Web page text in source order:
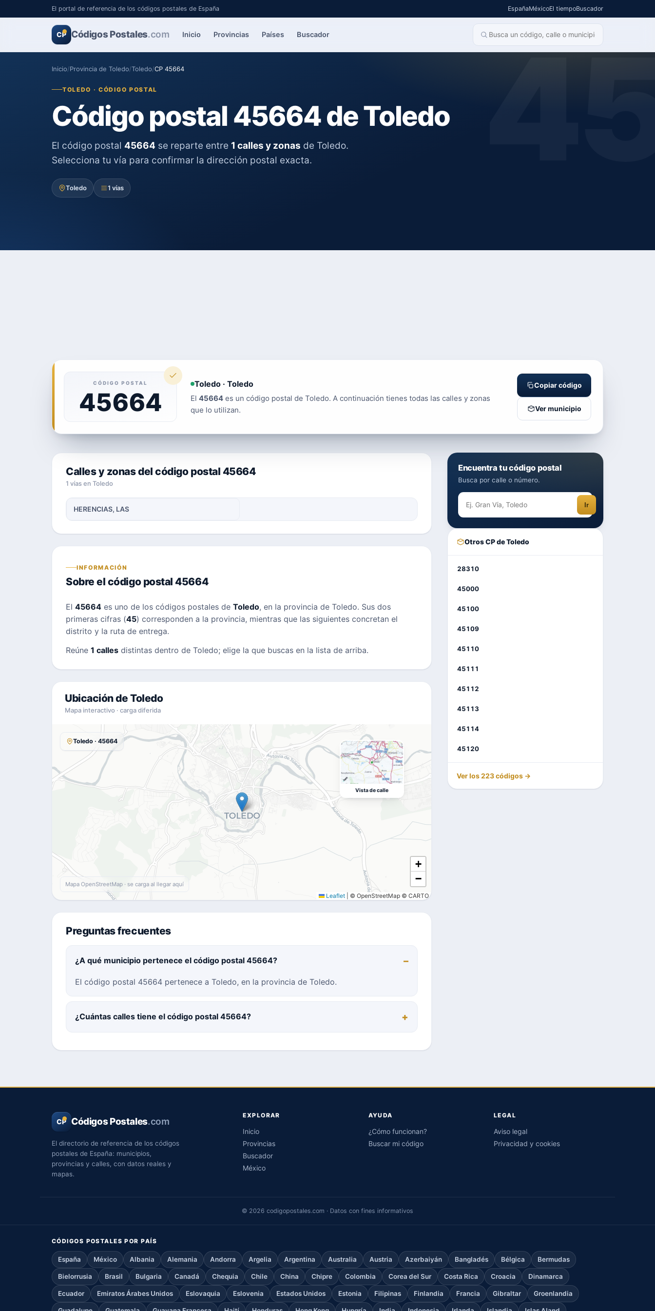
El portal de referencia de los códigos postales de España EspañaMéxicoEl tiempoBuscador
CP Códigos Postales.com Inicio Provincias Países Buscador
Inicio/Provincia de Toledo/Toledo/CP 45664
TOLEDO · CÓDIGO POSTAL
Código postal 45664 de Toledo
El código postal 45664 se reparte entre 1 calles y zonas de Toledo.
Selecciona tu vía para confirmar la dirección postal exacta.
Toledo 1 vías
CÓDIGO POSTAL
45664
Toledo · Toledo
El 45664 es un código postal de Toledo. A continuación tienes todas las calles y zonas
que lo utilizan.
Copiar código
Ver municipio
Calles y zonas del código postal 45664
1 vías en Toledo
HERENCIAS, LAS
INFORMACIÓN
Sobre el código postal 45664
El 45664 es uno de los códigos postales de Toledo, en la provincia de Toledo. Sus dos
primeras cifras (45) corresponden a la provincia, mientras que las siguientes concretan el
distrito y la ruta de entrega.
Reúne 1 calles distintas dentro de Toledo; elige la que buscas en la lista de arriba.
Ubicación de Toledo
Mapa interactivo · carga diferida
+
−
Leaflet © OpenStreetMap © CARTO
Toledo · 45664
Vista de calle
Mapa OpenStreetMap · se carga al llegar aquí
Preguntas frecuentes
¿A qué municipio pertenece el código postal 45664?
El código postal 45664 pertenece a Toledo, en la provincia de Toledo.
¿Cuántas calles tiene el código postal 45664?
Encuentra tu código postal
Busca por calle o número.
Ir
Otros CP de Toledo
28310
45000
45100
45109
45110
45111
45112
45113
45114
45120
Ver los 223 códigos →
CP Códigos Postales.com
El directorio de referencia de los códigos
postales de España: municipios,
provincias y calles, con datos reales y
mapas.
EXPLORAR
Inicio
Provincias
Buscador
México
AYUDA
¿Cómo funcionan?
Buscar mi código
LEGAL
Aviso legal
Privacidad y cookies
© 2026 codigopostales.com · Datos con fines informativos
CÓDIGOS POSTALES POR PAÍS
España México Albania Alemania Andorra Argelia Argentina Australia Austria Azerbaiyán Bangladés Bélgica Bermudas
Bielorrusia Brasil Bulgaria Canadá Chequia Chile China Chipre Colombia Corea del Sur Costa Rica Croacia Dinamarca
Ecuador Emiratos Árabes Unidos Eslovaquia Eslovenia Estados Unidos Estonia Filipinas Finlandia Francia Gibraltar Groenlandia